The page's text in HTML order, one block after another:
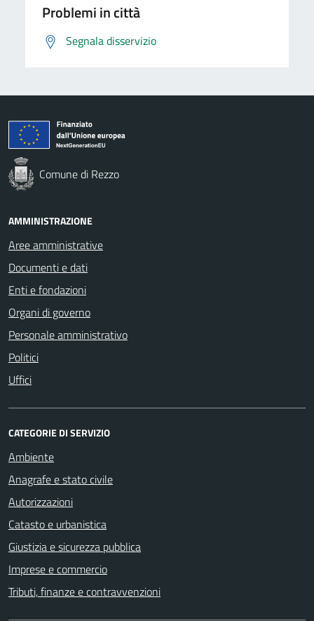
Problemi in città
Segnala disservizio
Comune di Rezzo
AMMINISTRAZIONE
Aree amministrative
Documenti e dati
Enti e fondazioni
Organi di governo
Personale amministrativo
Politici
Uffici
CATEGORIE DI SERVIZIO
Ambiente
Anagrafe e stato civile
Autorizzazioni
Catasto e urbanistica
Giustizia e sicurezza pubblica
Imprese e commercio
Tributi, finanze e contravvenzioni